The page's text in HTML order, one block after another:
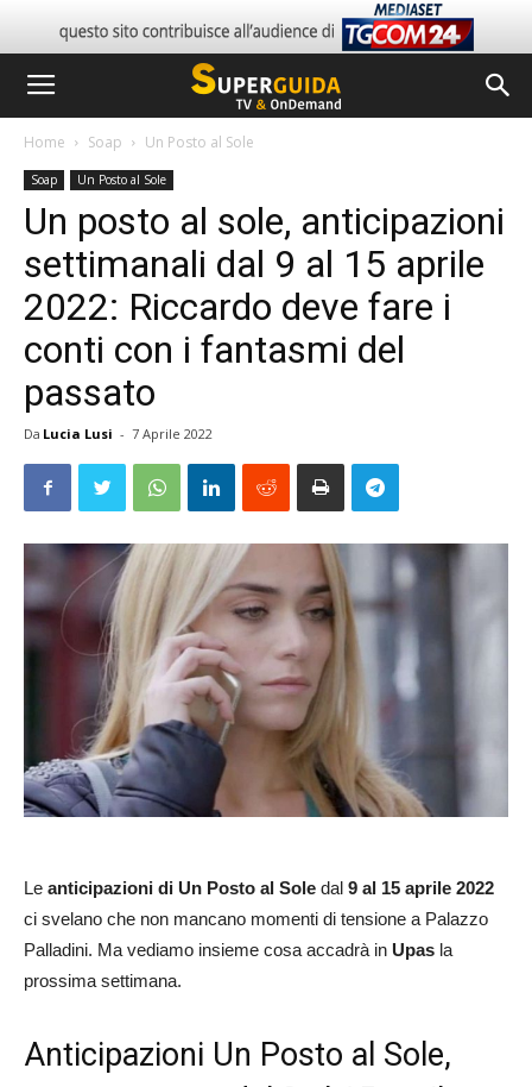
Home Soap Un Posto al Sole
Soap Un Posto al Sole
Un posto al sole, anticipazioni
settimanali dal 9 al 15 aprile
2022: Riccardo deve fare i
conti con i fantasmi del
passato
Da Lucia Lusi - 7 Aprile 2022
Le anticipazioni di Un Posto al Sole dal 9 al 15 aprile 2022
ci svelano che non mancano momenti di tensione a Palazzo
Palladini. Ma vediamo insieme cosa accadrà in Upas la
prossima settimana.
Anticipazioni Un Posto al Sole,